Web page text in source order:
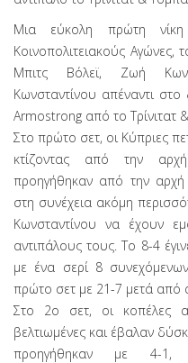
Μια εύκολη πρώτη
Κοινοπολιτειακούς Αγώνες,
Μπιτς Βόλεϊ, Ζωή
Κωνσταντίνου απέναντι
Armostrong από το Τρίνιτατ
Στο πρώτο σετ, οι Κύπριες
κτίζοντας από την
προηγήθηκαν από την
στη συνέχεια ακόμη
Κωνσταντίνου να έχουν
αντιπάλους τους. Το 8-4
με ένα σερί 8
πρώτο σετ με 21-7 μετά από
Στο 2ο σετ, οι κοπέλες
βελτιωμένες και έβαλαν
προηγήθηκαν με 4-